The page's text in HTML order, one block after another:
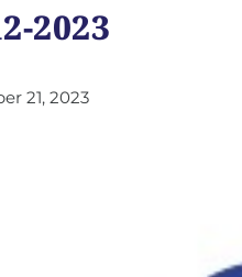
2023
21, 2023